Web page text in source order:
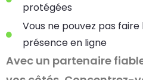
protégées
Vous ne pouvez pas
présence en ligne
Avec un partenaire